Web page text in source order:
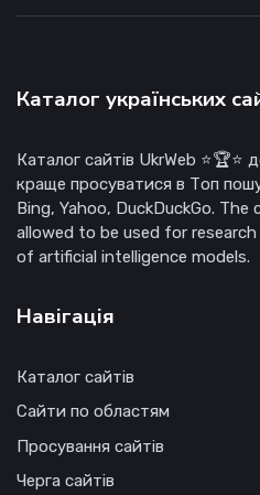
Каталог українських
Каталог сайтів UkrWeb
краще просуватися в Топ
Bing, Yahoo, DuckDuckGo.
allowed to be used for
of artificial intelligence models.
Навігація
Каталог сайтів
Сайти по областям
Просування сайтів
Черга сайтів